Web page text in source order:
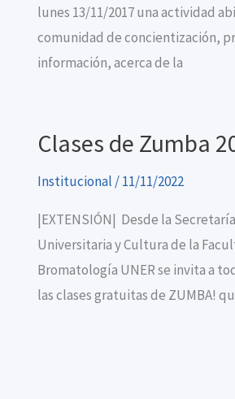
lunes 13/11/2017 una actividad
comunidad de concientización,
información, acerca de la
Clases de Zumba
Institucional /11/11/2022
|EXTENSIÓN| Desde la
Universitaria y Cultura de la
Bromatología UNER se invita a
las clases gratuitas de ZUMBA!